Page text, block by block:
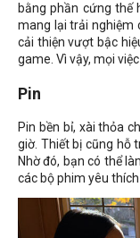
bằng phần cứng thế
mang lại trải nghiệm
cải thiện vượt bậc
game. Vì vậy, mọi
Pin
Pin bền bỉ, xài thỏa
giờ. Thiết bị cũng hỗ
Nhờ đó, bạn có thể
các bộ phim yêu